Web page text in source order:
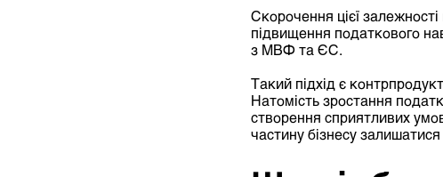
Скорочення цієї
підвищення податкового
з МВФ та ЄС.
Такий підхід є
Натомість зростання
створення сприятливих
частину бізнесу залишатися